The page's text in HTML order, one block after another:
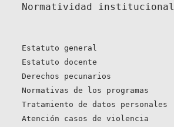
Normatividad institucional
Estatuto general
Estatuto docente
Derechos pecunarios
Normativas de los programas
Tratamiento de datos personales
Atención casos de violencia